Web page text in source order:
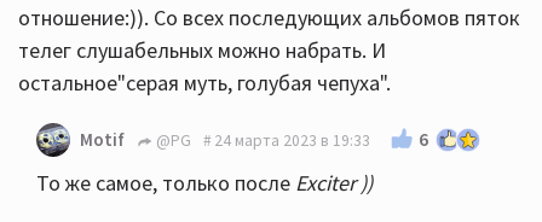
отношение:)). Со всех последующих альбомов пяток
телег слушабельных можно набрать. И
остальное"серая муть, голубая чепуха".
Motif @PG 24 марта 2023 в 19:33 6
То же самое, только после Exciter ))